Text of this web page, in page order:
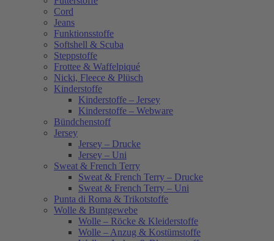
Cord
Jeans
Funktionsstoffe
Softshell & Scuba
Steppstoffe
Frottee & Waffelpiqué
Nicki, Fleece & Plüsch
Kinderstoffe
Kinderstoffe – Jersey
Kinderstoffe – Webware
Bündchenstoff
Jersey
Jersey – Drucke
Jersey – Uni
Sweat & French Terry
Sweat & French Terry – Drucke
Sweat & French Terry – Uni
Punta di Roma & Trikotstoffe
Wolle & Buntgewebe
Wolle – Röcke & Kleiderstoffe
Wolle – Anzug & Kostümstoffe